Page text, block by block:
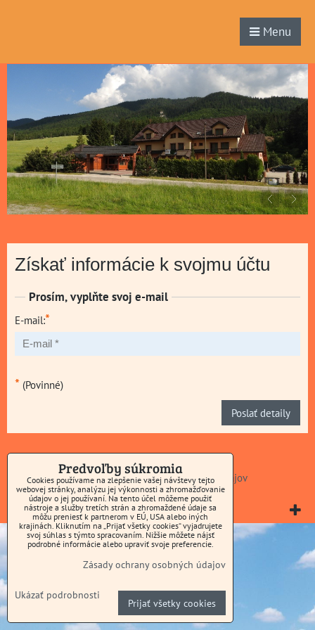
Menu
Získať informácie k svojmu účtu
Prosím, vyplňte svoj e-mail
E-mail:*
* (Povinné)
Poslať detaily
Predvoľby súkromia Zásady ochrany osobných údajov
Vytvorené pomocou:BiznisWeb.sk
Predvoľby súkromia
Cookies používame na zlepšenie vašej návštevy tejto
webovej stránky, analýzu jej výkonnosti a zhromažďovanie
údajov o jej používaní. Na tento účel môžeme použiť
nástroje a služby tretích strán a zhromaždené údaje sa
môžu preniesť k partnerom v EÚ, USA alebo iných
krajinách. Kliknutím na „Prijať všetky cookies“ vyjadrujete
svoj súhlas s týmto spracovaním. Nižšie môžete nájsť
podrobné informácie alebo upraviť svoje preferencie.
Zásady ochrany osobných údajov
Ukázať podrobnosti
Prijať všetky cookies